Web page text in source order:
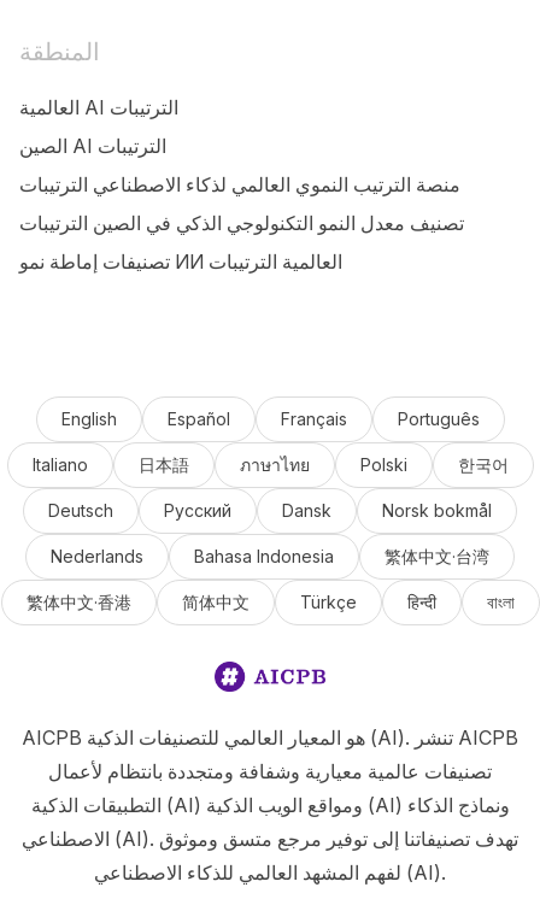
المنطقة
العالمية AI الترتيبات
الصين AI الترتيبات
منصة الترتيب النموي العالمي لذكاء الاصطناعي الترتيبات
تصنيف معدل النمو التكنولوجي الذكي في الصين الترتيبات
تصنيفات إماطة نمو ИИ العالمية الترتيبات
English Español Français Português
Italiano 日本語 ภาษาไทย Polski 한국어
Deutsch Русский Dansk Norsk bokmål
Nederlands Bahasa Indonesia 繁体中文·台湾
繁体中文·香港 简体中文 Türkçe हिन्दी বাংলা
AICPB هو المعيار العالمي للتصنيفات الذكية (AI). تنشر AICPB
تصنيفات عالمية معيارية وشفافة ومتجددة بانتظام لأعمال
التطبيقات الذكية (AI) ومواقع الويب الذكية (AI) ونماذج الذكاء
الاصطناعي (AI). تهدف تصنيفاتنا إلى توفير مرجع متسق وموثوق
لفهم المشهد العالمي للذكاء الاصطناعي (AI).